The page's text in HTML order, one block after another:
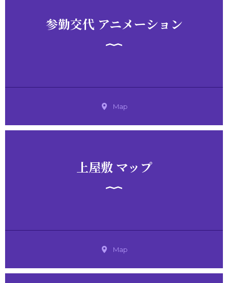
参勤交代 アニメーション
Map
上屋敷 マップ
Map